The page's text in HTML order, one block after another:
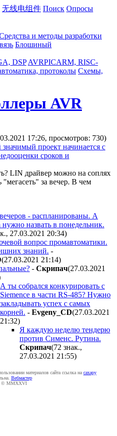
无线电组件 Поиск Опросы
и методы разработки
Блошиный
DSP AVRPICARM, RISC-
протоколы Схемы,
AVR
17:26, просмотров: 730)
проект начинается с
сроков и
LIN драйвер можно на соплях
за вечер. В чем
- распланированы. А
назвать в понедельник.
27.03.2021 20:34)
вопрос промавтоматики.
знаний. -
(27.03.2021 21:14)
- Cкpипaч(27.03.2021
А ты собрался конкурировать с
Siemence в части RS-485? Нужно
закладывать успех с самых
корней. - Evgeny_CD(27.03.2021
21:32)
Я каждую неделю тендерю
против Сименс. Рутина.
Cкpипaч(72 знак.,
27.03.2021 21:55)
материалов сайта ссылка на caxapу
Вебмастер
© MMXXVI